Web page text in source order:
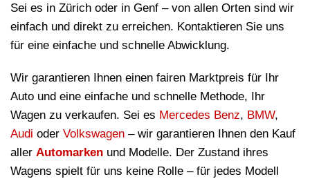
Sei es in Zürich oder in Genf – von allen Orten sind wir
einfach und direkt zu erreichen. Kontaktieren Sie uns
für eine einfache und schnelle Abwicklung.
Wir garantieren Ihnen einen fairen Marktpreis für Ihr
Auto und eine einfache und schnelle Methode, Ihr
Wagen zu verkaufen. Sei es Mercedes Benz, BMW,
Audi oder Volkswagen – wir garantieren Ihnen den Kauf
aller Automarken und Modelle. Der Zustand ihres
Wagens spielt für uns keine Rolle – für jedes Modell